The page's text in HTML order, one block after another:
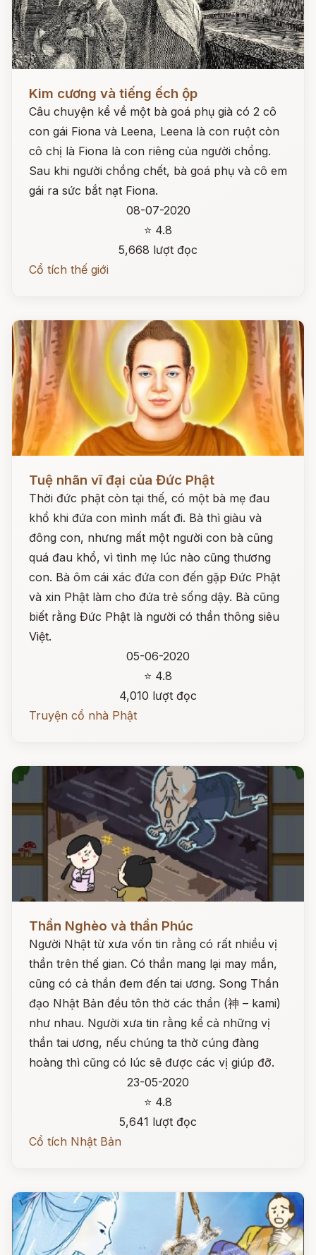
Kim cương và tiếng ếch ộp
Câu chuyện kể về một bà goá phụ già có 2 cô
con gái Fiona và Leena, Leena là con ruột còn
cô chị là Fiona là con riêng của người chồng.
Sau khi người chồng chết, bà goá phụ và cô em
gái ra sức bắt nạt Fiona.
08-07-2020
⭐ 4.8
5,668 lượt đọc
Cổ tích thế giới
Tuệ nhãn vĩ đại của Đức Phật
Thời đức phật còn tại thế, có một bà mẹ đau
khổ khi đứa con mình mất đi. Bà thì giàu và
đông con, nhưng mất một người con bà cũng
quá đau khổ, vì tình mẹ lúc nào cũng thương
con. Bà ôm cái xác đứa con đến gặp Đức Phật
và xin Phật làm cho đứa trẻ sống dậy. Bà cũng
biết rằng Đức Phật là người có thần thông siêu
Việt.
05-06-2020
⭐ 4.8
4,010 lượt đọc
Truyện cổ nhà Phật
Đọc ngay
Thần Nghèo và thần Phúc
Người Nhật từ xưa vốn tin rằng có rất nhiều vị
thần trên thế gian. Có thần mang lại may mắn,
cũng có cả thần đem đến tai ương. Song Thần
đạo Nhật Bản đều tôn thờ các thần (神 – kami)
như nhau. Người xưa tin rằng kể cả những vị
thần tai ương, nếu chúng ta thờ cúng đàng
hoàng thì cũng có lúc sẽ được các vị giúp đỡ.
23-05-2020
⭐ 4.8
5,641 lượt đọc
Cổ tích Nhật Bản